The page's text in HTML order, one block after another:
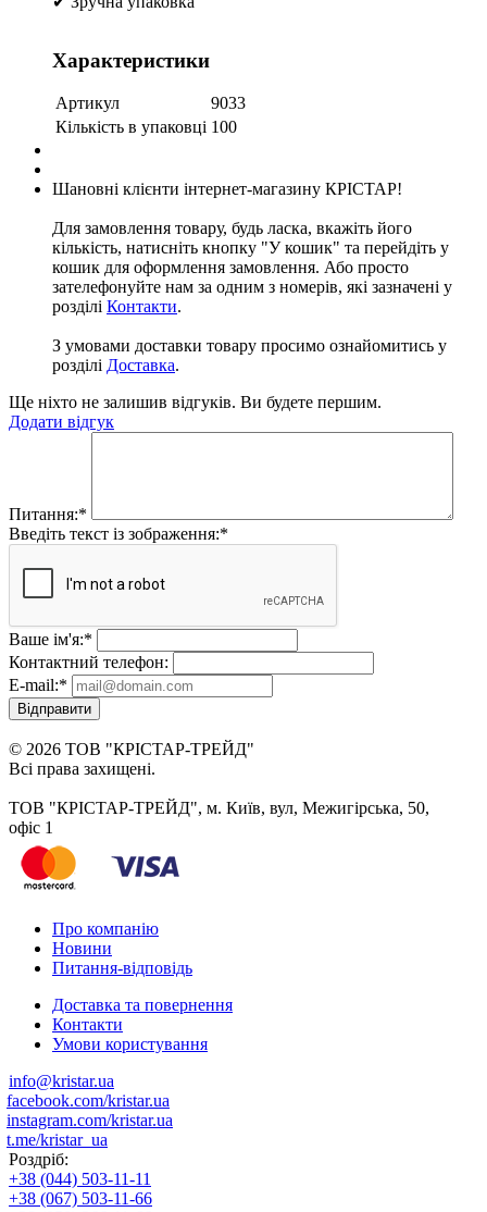
Характеристики
Артикул
9033
Кількість в упаковці 100
Шановні клієнти інтернет-магазину КРІСТАР!
Для замовлення товару, будь ласка, вкажіть його
кількість, натисніть кнопку "У кошик" та перейдіть у
кошик для оформлення замовлення. Або просто
зателефонуйте нам за одним з номерів, які зазначені у
розділі Контакти.
З умовами доставки товару просимо ознайомитись у
розділі Доставка.
Ще ніхто не залишив відгуків. Ви будете першим.
Додати відгук
Питання:*
Введіть текст із зображення:*
Ваше ім'я:*
Контактний телефон:
E-mail:*
Відправити
© 2026 ТОВ "КРІСТАР-ТРЕЙД"
Всі права захищені.
ТОВ "КРІСТАР-ТРЕЙД", м. Київ, вул, Межигірська, 50,
офіс 1
Про компанію
Новини
Питання-відповідь
Доставка та повернення
Контакти
Умови користування
info@kristar.ua
facebook.com/kristar.ua
instagram.com/kristar.ua
t.me/kristar_ua
Роздріб:
+38 (044) 503-11-11
+38 (067) 503-11-66